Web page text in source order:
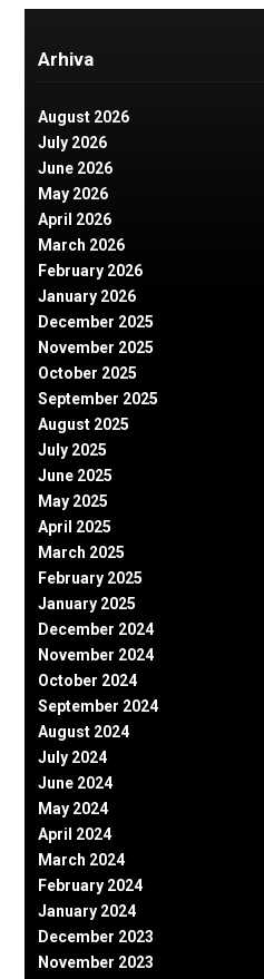
Arhiva
August 2026
July 2026
June 2026
May 2026
April 2026
March 2026
February 2026
January 2026
December 2025
November 2025
October 2025
September 2025
August 2025
July 2025
June 2025
May 2025
April 2025
March 2025
February 2025
January 2025
December 2024
November 2024
October 2024
September 2024
August 2024
July 2024
June 2024
May 2024
April 2024
March 2024
February 2024
January 2024
December 2023
November 2023